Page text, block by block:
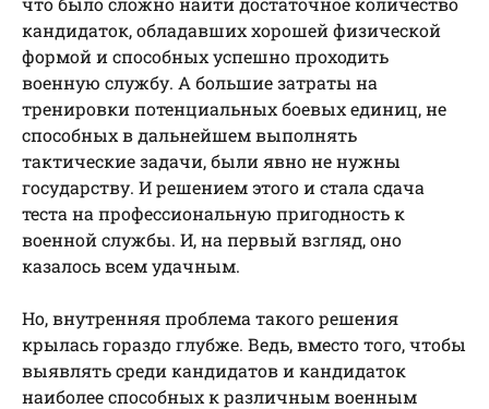
кандидаток, обладавших хорошей физической
формой и способных успешно проходить
военную службу. А большие затраты на
тренировки потенциальных боевых единиц, не
способных в дальнейшем выполнять
тактические задачи, были явно не нужны
государству. И решением этого и стала сдача
теста на профессиональную пригодность к
военной службы. И, на первый взгляд, оно
казалось всем удачным.
Но, внутренняя проблема такого решения
крылась гораздо глубже. Ведь, вместо того, чтобы
выявлять среди кандидатов и кандидаток
наиболее способных к различным военным